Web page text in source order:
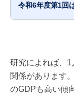
令和6年度第1回
研究によれば、1
関係があります
のGDPも高い傾